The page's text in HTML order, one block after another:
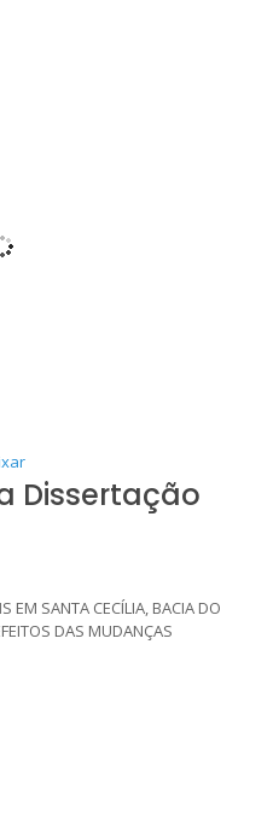
Dissertação
EM SANTA CECÍLIA, BACIA DO
DAS MUDANÇAS